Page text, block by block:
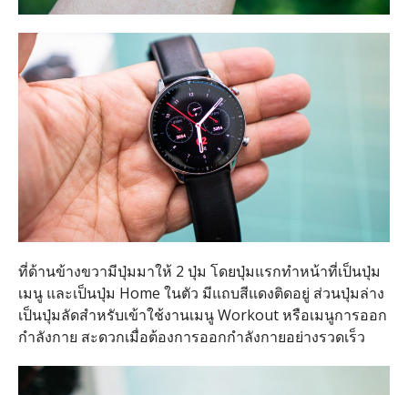
ที่ด้านข้างขวามีปุ่มมาให้ 2 ปุ่ม โดยปุ่มแรกทำหน้าที่เป็นปุ่ม
เมนู และเป็นปุ่ม Home ในตัว มีแถบสีแดงติดอยู่ ส่วนปุ่มล่าง
เป็นปุ่มลัดสำหรับเข้าใช้งานเมนู Workout หรือเมนูการออก
กำลังกาย สะดวกเมื่อต้องการออกกำลังกายอย่างรวดเร็ว